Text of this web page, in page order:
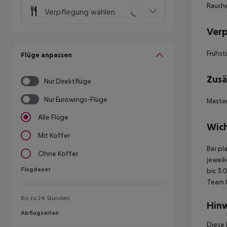
Verpflegung wählen
Flüge anpassen
Nur Direktflüge
Nur Eurowings-Flüge
Alle Flüge
Mit Koffer
Ohne Koffer
Flugdauer
Flugdauer
Bis zu 24 Stunden
Abflugzeiten
Abflugzeiten
Bei
bis
Team
Diese